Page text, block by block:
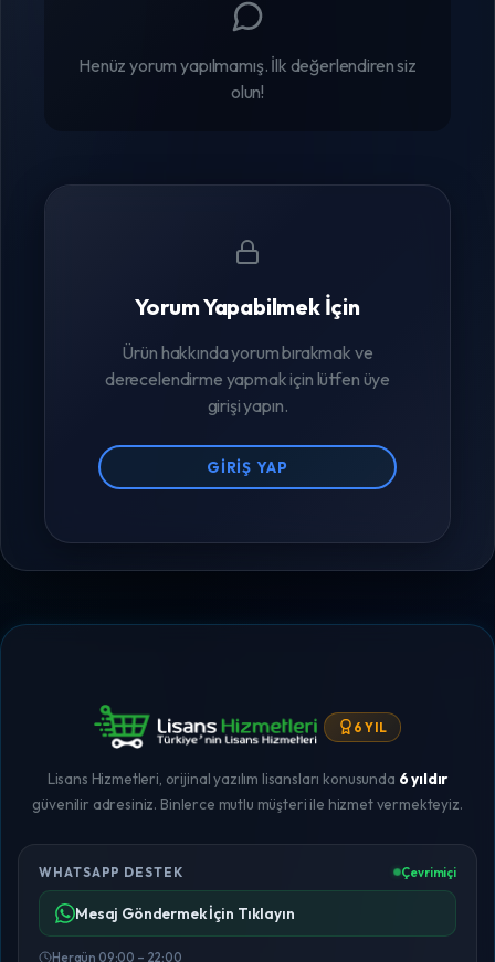
Henüz yorum yapılmamış. İlk değerlendiren siz
olun!
Yorum Yapabilmek İçin
Ürün hakkında yorum bırakmak ve
derecelendirme yapmak için lütfen üye
girişi yapın.
GIRIŞ YAP
6 YIL
Lisans Hizmetleri, orijinal yazılım lisansları konusunda 6 yıldır
güvenilir adresiniz. Binlerce mutlu müşteri ile hizmet vermekteyiz.
WHATSAPP DESTEK Çevrimiçi
Mesaj Göndermek İçin Tıklayın
Hergün 09:00 – 22:00